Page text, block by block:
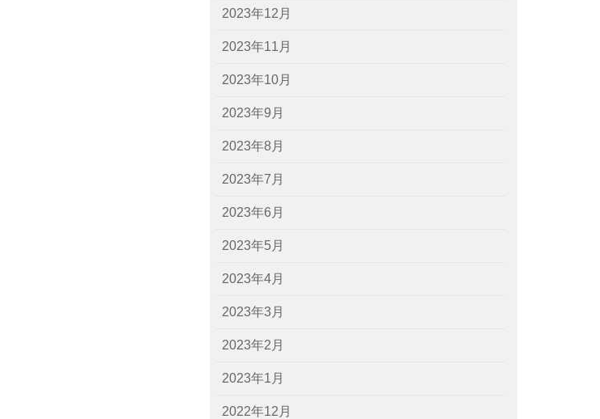
2023年12月
2023年11月
2023年10月
2023年9月
2023年8月
2023年7月
2023年6月
2023年5月
2023年4月
2023年3月
2023年2月
2023年1月
2022年12月